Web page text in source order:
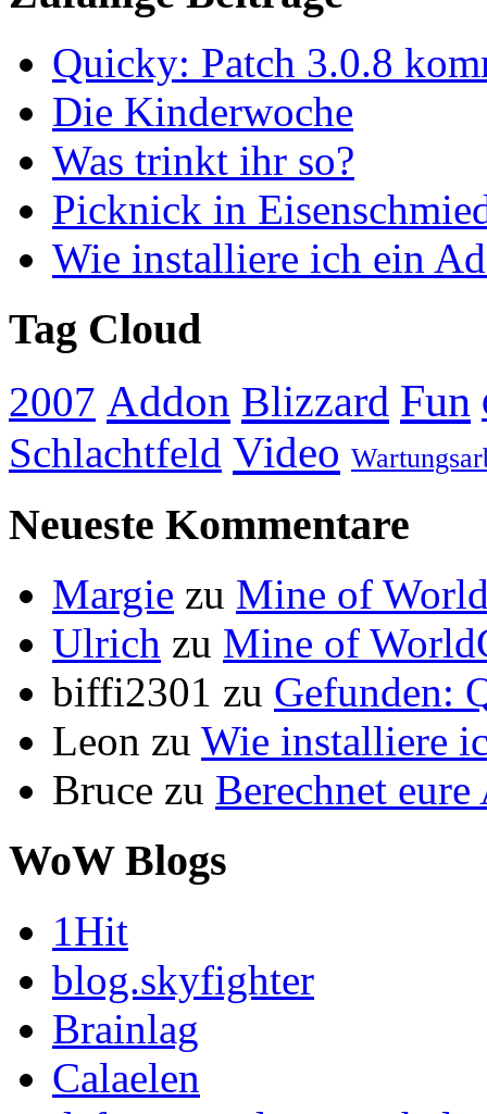
Quicky: Patch 3.0.8
Die Kinderwoche
Was trinkt ihr so?
Picknick in
Wie installiere ich ein
Tag Cloud
2007 Addon Blizzard Fun
Schlachtfeld Video
Neueste Kommentare
Margie zu Mine of
Ulrich zu Mine of
biffi2301 zu Gefunden:
Leon zu Wie installiere
Bruce zu Berechnet
WoW Blogs
1Hit
blog.skyfighter
Brainlag
Calaelen